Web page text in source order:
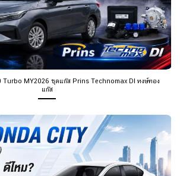
Turbo MY2026 ชุดแก๊ส Prins Technomax DI หงษ์ทอง
แก๊ส